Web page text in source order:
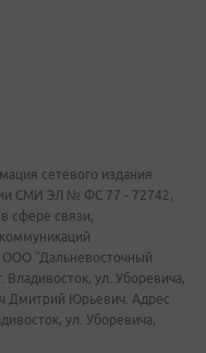
сетевого издания
СМИ ЭЛ № ФС 77 - 72742,
сфере связи,
ООО "Дальневосточный
ул. Уборевича,
Дмитрий Юрьевич. Адрес
ул. Уборевича,